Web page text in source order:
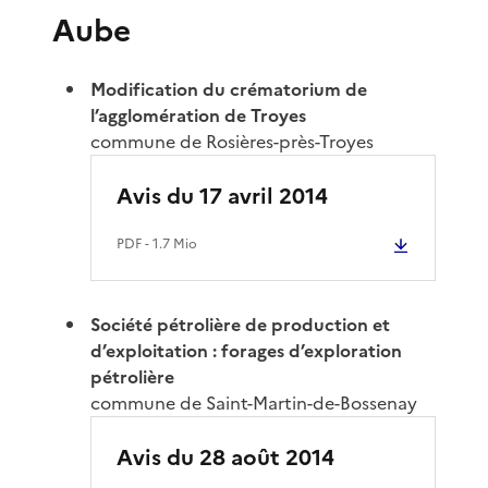
Aube
Modification du crématorium de
l’agglomération de Troyes
commune de Rosières-près-Troyes
Avis du 17 avril 2014
PDF- 1.7 Mio
Société pétrolière de production et
d’exploitation : forages d’exploration
pétrolière
commune de Saint-Martin-de-Bossenay
Avis du 28 août 2014